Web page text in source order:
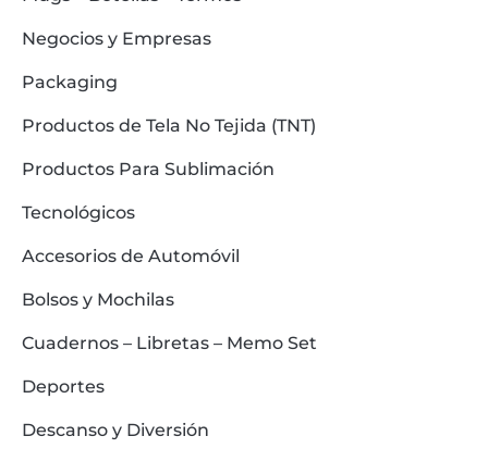
Negocios y Empresas
Packaging
Productos de Tela No Tejida (TNT)
Productos Para Sublimación
Tecnológicos
Accesorios de Automóvil
Bolsos y Mochilas
Cuadernos – Libretas – Memo Set
Deportes
Descanso y Diversión